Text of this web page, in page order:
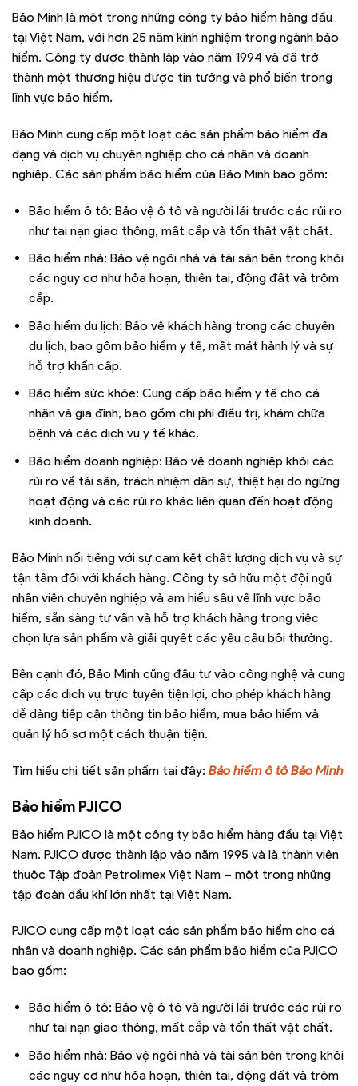
Bảo Minh là một trong những công ty bảo hiểm hàng đầu
tại Việt Nam, với hơn 25 năm kinh nghiệm trong ngành bảo
hiểm. Công ty được thành lập vào năm 1994 và đã trở
thành một thương hiệu được tin tưởng và phổ biến trong
lĩnh vực bảo hiểm.
Bảo Minh cung cấp một loạt các sản phẩm bảo hiểm đa
dạng và dịch vụ chuyên nghiệp cho cá nhân và doanh
nghiệp. Các sản phẩm bảo hiểm của Bảo Minh bao gồm:
Bảo hiểm ô tô: Bảo vệ ô tô và người lái trước các rủi ro
như tai nạn giao thông, mất cắp và tổn thất vật chất.
Bảo hiểm nhà: Bảo vệ ngôi nhà và tài sản bên trong khỏi
các nguy cơ như hỏa hoạn, thiên tai, động đất và trộm
cắp.
Bảo hiểm du lịch: Bảo vệ khách hàng trong các chuyến
du lịch, bao gồm bảo hiểm y tế, mất mát hành lý và sự
hỗ trợ khẩn cấp.
Bảo hiểm sức khỏe: Cung cấp bảo hiểm y tế cho cá
nhân và gia đình, bao gồm chi phí điều trị, khám chữa
bệnh và các dịch vụ y tế khác.
Bảo hiểm doanh nghiệp: Bảo vệ doanh nghiệp khỏi các
rủi ro về tài sản, trách nhiệm dân sự, thiệt hại do ngừng
hoạt động và các rủi ro khác liên quan đến hoạt động
kinh doanh.
Bảo Minh nổi tiếng với sự cam kết chất lượng dịch vụ và sự
tận tâm đối với khách hàng. Công ty sở hữu một đội ngũ
nhân viên chuyên nghiệp và am hiểu sâu về lĩnh vực bảo
hiểm, sẵn sàng tư vấn và hỗ trợ khách hàng trong việc
chọn lựa sản phẩm và giải quyết các yêu cầu bồi thường.
Bên cạnh đó, Bảo Minh cũng đầu tư vào công nghệ và cung
cấp các dịch vụ trực tuyến tiện lợi, cho phép khách hàng
dễ dàng tiếp cận thông tin bảo hiểm, mua bảo hiểm và
quản lý hồ sơ một cách thuận tiện.
Tìm hiểu chi tiết sản phẩm tại đây: Bảo hiểm ô tô Bảo Minh
Bảo hiểm PJICO
Bảo hiểm PJICO là một công ty bảo hiểm hàng đầu tại Việt
Nam. PJICO được thành lập vào năm 1995 và là thành viên
thuộc Tập đoàn Petrolimex Việt Nam – một trong những
tập đoàn dầu khí lớn nhất tại Việt Nam.
PJICO cung cấp một loạt các sản phẩm bảo hiểm cho cá
nhân và doanh nghiệp. Các sản phẩm bảo hiểm của PJICO
bao gồm:
Bảo hiểm ô tô: Bảo vệ ô tô và người lái trước các rủi ro
như tai nạn giao thông, mất cắp và tổn thất vật chất.
Bảo hiểm nhà: Bảo vệ ngôi nhà và tài sản bên trong khỏi
các nguy cơ như hỏa hoạn, thiên tai, động đất và trộm